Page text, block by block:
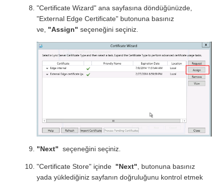
"Certificate Wizard" ana sayfasına döndüğünüzde,
"External Edge Certificate" butonuna basınız
ve, "Assign"seçeneğini seçiniz.
"Next"seçeneğini seçiniz.
"Certificate Store" içinde "Next" , butonuna basınız
yada yüklediğiniz sayfanın doğruluğunu kontrol etmek